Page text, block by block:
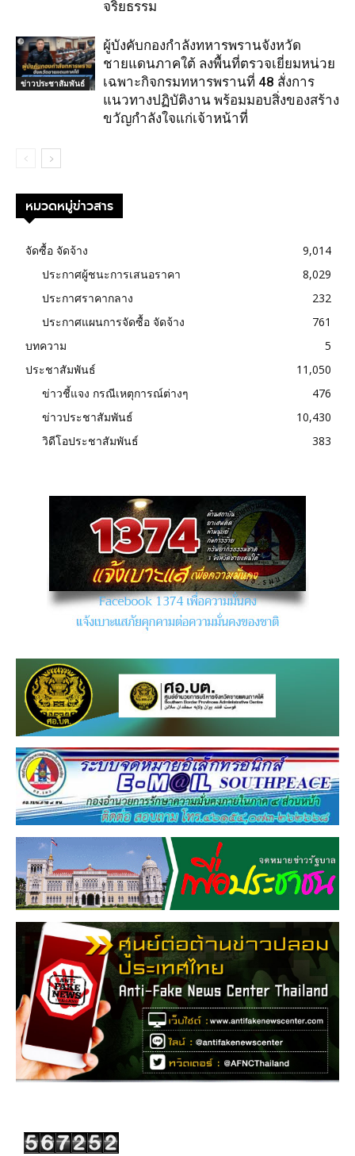
จริยธรรม
ข่าวประชาสัมพันธ์
ผู้บังคับกองกำลังทหารพรานจังหวัด
ชายแดนภาคใต้ ลงพื้นที่ตรวจเยี่ยมหน่วย
เฉพาะกิจกรมทหารพรานที่ 48 สั่งการ
แนวทางปฏิบัติงาน พร้อมมอบสิ่งของสร้าง
ขวัญกำลังใจแก่เจ้าหน้าที่
หมวดหมู่ข่าวสาร
จัดซื้อ จัดจ้าง
9,014
ประกาศผู้ชนะการเสนอราคา
8,029
ประกาศราคากลาง
232
ประกาศแผนการจัดซื้อ จัดจ้าง
761
บทความ
5
ประชาสัมพันธ์
11,050
ข่าวชี้แจง กรณีเหตุการณ์ต่างๆ
476
ข่าวประชาสัมพันธ์
10,430
วิดีโอประชาสัมพันธ์
383